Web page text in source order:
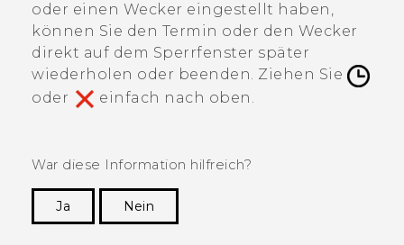
oder einen Wecker eingestellt haben,
können Sie den Termin oder den Wecker
direkt auf dem Sperrfenster später
wiederholen oder beenden. Ziehen Sie
oder
einfach nach oben.
War diese Information hilfreich?
Ja
Nein